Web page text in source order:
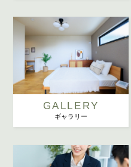
GALLERY
ギャラリー